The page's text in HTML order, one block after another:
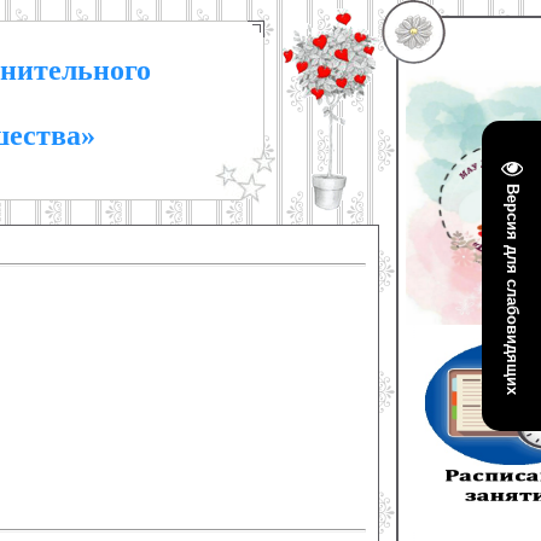
Версия для слабовидящих